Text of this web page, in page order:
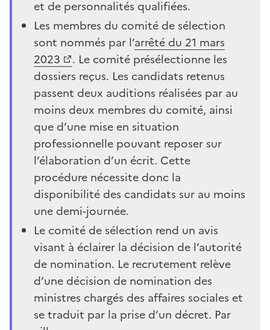
et de personnalités qualifiées.
Les membres du comité de sélection
sont nommés par l’arrêté du 21 mars
2023
. Le comité présélectionne les
dossiers reçus. Les candidats retenus
passent deux auditions réalisées par au
moins deux membres du comité, ainsi
que d’une mise en situation
professionnelle pouvant reposer sur
l’élaboration d’un écrit. Cette
procédure nécessite donc la
disponibilité des candidats sur au moins
une demi-journée.
Le comité de sélection rend un avis
visant à éclairer la décision de l’autorité
de nomination. Le recrutement relève
d’une décision de nomination des
ministres chargés des affaires sociales et
se traduit par la prise d’un décret. Par